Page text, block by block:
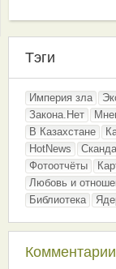
Тэги
Империя зла
Закона.Нет
В Казахстане
HotNews
Фотоотчёты
Любовь и
Библиотека